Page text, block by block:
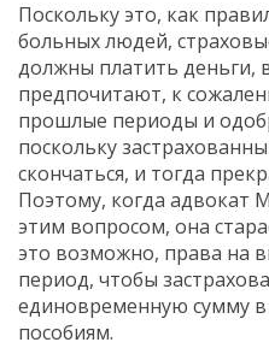
Поскольку это, как
больных людей,
должны платить деньги,
предпочитают, к
прошлые периоды и
поскольку
скончаться, и тогда
Поэтому, когда адвокат
этим вопросом, она
это возможно, права на
период, чтобы
единовременную сумму
пособиям.